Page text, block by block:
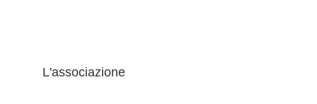
L'associazione